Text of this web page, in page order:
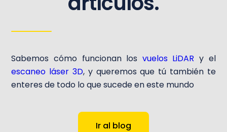
Sabemos cómo funcionan los vuelos LiDAR y el
escaneo láser 3D, y queremos que tú también te
enteres de todo lo que sucede en este mundo
Ir al blog